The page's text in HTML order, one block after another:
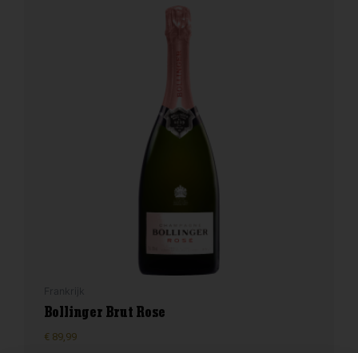
Bollinger Brut Rose
€ 89,99